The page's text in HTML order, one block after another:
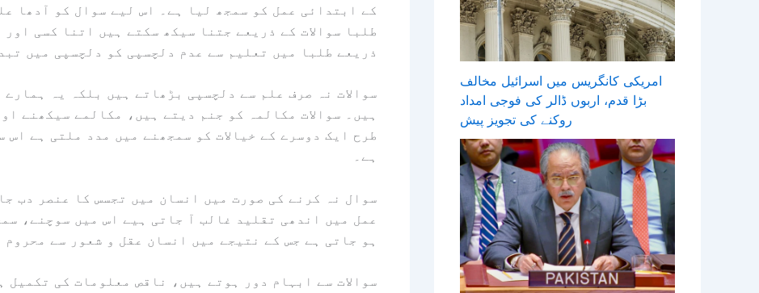
کے ابتدائی عمل کو سمجھ لیا ہے۔ اس لیے سوال کو آدھا
طلبا سوالات کے ذریعے جتنا سیکھ سکتے ہیں اتنا کسی
ذریعے طلبا میں تعلیم سے عدم دلچسپی کو دلچسپی میں
سوالات نہ صرف علم سے دلچسپی بڑھاتے ہیں بلکہ یہ
ہیں۔ سوالات مکالمہ کو جنم دیتے ہیں، مکالمے سیکھنے
طرح ایک دوسرے کے خیالات کو سمجھنے میں مدد ملتی ہے
ہے۔
سوال نہ کرنے کی صورت میں انسان میں تجسس کا عنصر دب
عمل میں اندھی تقلید غالب آ جاتی ہیے اس میں سوچنے،
ہو جاتی ہے جس کے نتیجے میں انسان عقل و شعور سے محروم
سوالات سے ابہام دور ہوتے ہیں، ناقص معلومات کی
امریکی کانگریس میں اسرائیل مخالف
بڑا قدم، اربوں ڈالر کی فوجی امداد
روکنے کی تجویز پیش